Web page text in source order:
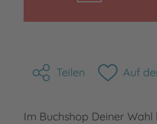
Teilen Auf
Im Buchshop Deiner Wahl